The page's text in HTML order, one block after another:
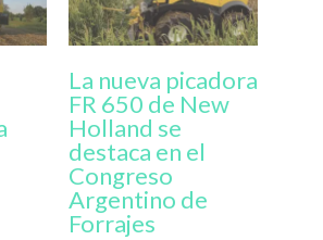
La nueva picadora
FR 650 de New
Holland se
destaca en el
Congreso
Argentino de
Forrajes